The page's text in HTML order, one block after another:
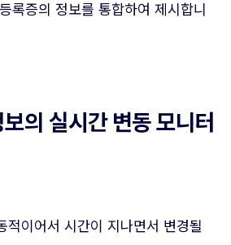
록증의 정보를 통합하여 제시합니
의 실시간 변동 모니터
적이어서 시간이 지나면서 변경될